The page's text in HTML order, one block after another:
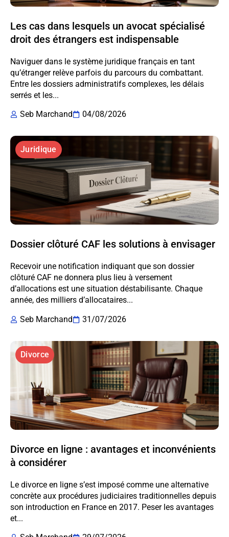
Les cas dans lesquels un avocat spécialisé
droit des étrangers est indispensable
Naviguer dans le système juridique français en tant
qu’étranger relève parfois du parcours du combattant.
Entre les dossiers administratifs complexes, les délais
serrés et les...
Seb Marchand
04/08/2026
Juridique
Dossier clôturé CAF les solutions à envisager
Recevoir une notification indiquant que son dossier
clôturé CAF ne donnera plus lieu à versement
d’allocations est une situation déstabilisante. Chaque
année, des milliers d’allocataires...
Seb Marchand
31/07/2026
Divorce
Divorce en ligne : avantages et inconvénients
à considérer
Le divorce en ligne s’est imposé comme une alternative
concrète aux procédures judiciaires traditionnelles depuis
son introduction en France en 2017. Peser les avantages
et...